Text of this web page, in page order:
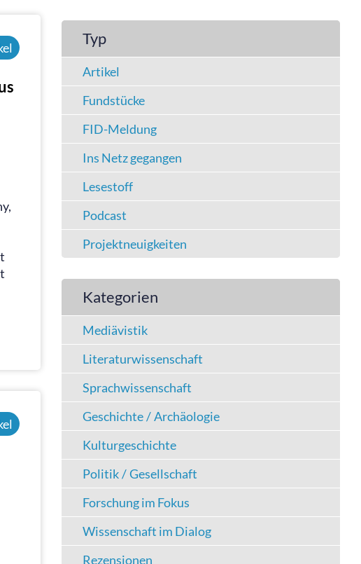
Typ
Artikel
Fundstücke
FID-Meldung
Ins Netz gegangen
Lesestoff
Podcast
Projektneuigkeiten
Kategorien
Mediävistik
Literaturwissenschaft
Sprachwissenschaft
Geschichte / Archäologie
Kulturgeschichte
Politik / Gesellschaft
Forschung im Fokus
Wissenschaft im Dialog
Rezensionen